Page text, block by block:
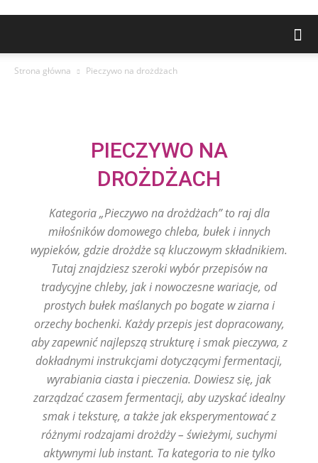
Strona główna Pieczywo na drożdżach
PIECZYWO NA
DROŻDŻACH
Kategoria „Pieczywo na drożdżach” to raj dla
miłośników domowego chleba, bułek i innych
wypieków, gdzie drożdże są kluczowym składnikiem.
Tutaj znajdziesz szeroki wybór przepisów na
tradycyjne chleby, jak i nowoczesne wariacje, od
prostych bułek maślanych po bogate w ziarna i
orzechy bochenki. Każdy przepis jest dopracowany,
aby zapewnić najlepszą strukturę i smak pieczywa, z
dokładnymi instrukcjami dotyczącymi fermentacji,
wyrabiania ciasta i pieczenia. Dowiesz się, jak
zarządzać czasem fermentacji, aby uzyskać idealny
smak i teksturę, a także jak eksperymentować z
różnymi rodzajami drożdży – świeżymi, suchymi
aktywnymi lub instant. Ta kategoria to nie tylko